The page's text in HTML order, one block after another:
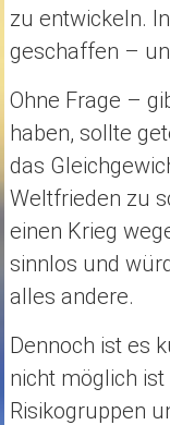
zu entwickeln.
geschaffen –
Ohne Frage –
haben, sollte
das
Weltfrieden zu
einen Krieg
sinnlos und
alles andere.
Dennoch ist es
nicht möglich
Risikogruppen